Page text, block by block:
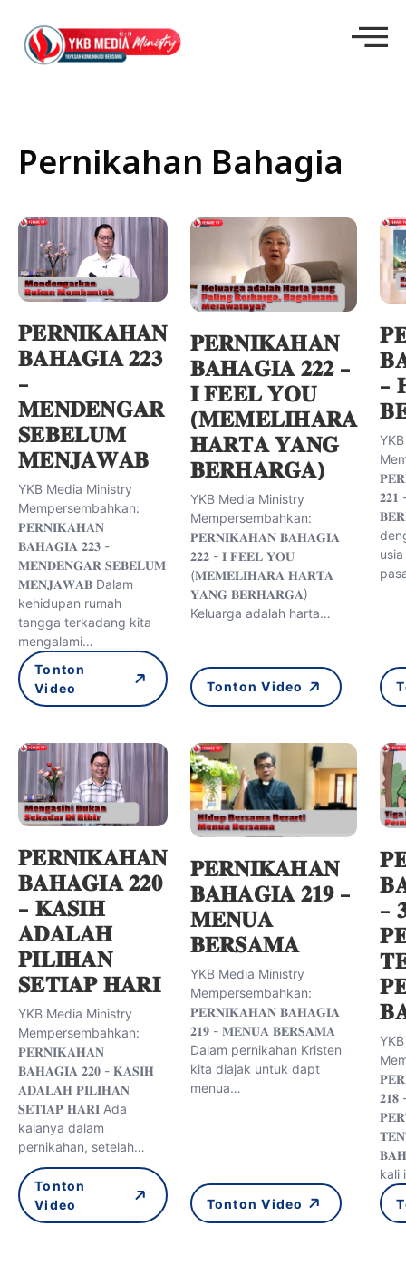
Pernikahan Bahagia
𝐏𝐄𝐑𝐍𝐈𝐊𝐀𝐇𝐀𝐍
𝐁𝐀𝐇𝐀𝐆𝐈𝐀 𝟐𝟐𝟑
–
𝐌𝐄𝐍𝐃𝐄𝐍𝐆𝐀𝐑
𝐒𝐄𝐁𝐄𝐋𝐔𝐌
𝐌𝐄𝐍𝐉𝐀𝐖𝐀𝐁
YKB Media Ministry
Mempersembahkan:
𝐏𝐄𝐑𝐍𝐈𝐊𝐀𝐇𝐀𝐍
𝐁𝐀𝐇𝐀𝐆𝐈𝐀 𝟐𝟐𝟑 -
𝐌𝐄𝐍𝐃𝐄𝐍𝐆𝐀𝐑 𝐒𝐄𝐁𝐄𝐋𝐔𝐌
𝐌𝐄𝐍𝐉𝐀𝐖𝐀𝐁 Dalam
kehidupan rumah
tangga terkadang kita
mengalami…
Tonton
Video
𝐏𝐄𝐑𝐍𝐈𝐊𝐀𝐇𝐀𝐍
𝐁𝐀𝐇𝐀𝐆𝐈𝐀 𝟐𝟐𝟐 –
𝐈 𝐅𝐄𝐄𝐋 𝐘𝐎𝐔
(𝐌𝐄𝐌𝐄𝐋𝐈𝐇𝐀𝐑𝐀
𝐇𝐀𝐑𝐓𝐀 𝐘𝐀𝐍𝐆
𝐁𝐄𝐑𝐇𝐀𝐑𝐆𝐀)
YKB Media Ministry
Mempersembahkan:
𝐏𝐄𝐑𝐍𝐈𝐊𝐀𝐇𝐀𝐍 𝐁𝐀𝐇𝐀𝐆𝐈𝐀
𝟐𝟐𝟐 - 𝐈 𝐅𝐄𝐄𝐋 𝐘𝐎𝐔
(𝐌𝐄𝐌𝐄𝐋𝐈𝐇𝐀𝐑𝐀 𝐇𝐀𝐑𝐓𝐀
𝐘𝐀𝐍𝐆 𝐁𝐄𝐑𝐇𝐀𝐑𝐆𝐀)
Keluarga adalah harta…
Tonton Video
–
𝐏𝐄𝐑𝐍𝐈𝐊𝐀𝐇𝐀𝐍
𝐁𝐀𝐇𝐀𝐆𝐈𝐀 𝟐𝟐𝟎
– 𝐊𝐀𝐒𝐈𝐇
𝐀𝐃𝐀𝐋𝐀𝐇
𝐏𝐈𝐋𝐈𝐇𝐀𝐍
𝐒𝐄𝐓𝐈𝐀𝐏 𝐇𝐀𝐑𝐈
YKB Media Ministry
Mempersembahkan:
𝐏𝐄𝐑𝐍𝐈𝐊𝐀𝐇𝐀𝐍
𝐁𝐀𝐇𝐀𝐆𝐈𝐀 𝟐𝟐𝟎 - 𝐊𝐀𝐒𝐈𝐇
𝐀𝐃𝐀𝐋𝐀𝐇 𝐏𝐈𝐋𝐈𝐇𝐀𝐍
𝐒𝐄𝐓𝐈𝐀𝐏 𝐇𝐀𝐑𝐈 Ada
kalanya dalam
pernikahan, setelah…
Tonton
Video
𝐏𝐄𝐑𝐍𝐈𝐊𝐀𝐇𝐀𝐍
𝐁𝐀𝐇𝐀𝐆𝐈𝐀 𝟐𝟏𝟗 –
𝐌𝐄𝐍𝐔𝐀
𝐁𝐄𝐑𝐒𝐀𝐌𝐀
YKB Media Ministry
Mempersembahkan:
𝐏𝐄𝐑𝐍𝐈𝐊𝐀𝐇𝐀𝐍 𝐁𝐀𝐇𝐀𝐆𝐈𝐀
𝟐𝟏𝟗 - 𝐌𝐄𝐍𝐔𝐀 𝐁𝐄𝐑𝐒𝐀𝐌𝐀
Dalam pernikahan Kristen
kita diajak untuk dapt
menua…
Tonton Video
–
𝟐𝟏𝟖
kali